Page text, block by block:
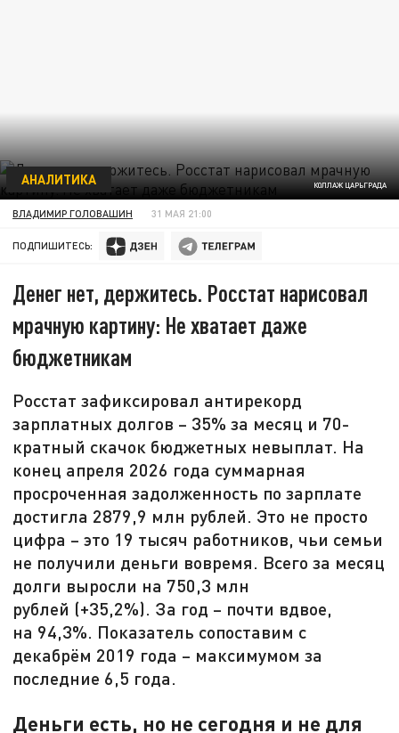
КОЛЛАЖ ЦАРЬГРАДА
АНАЛИТИКА
ВЛАДИМИР ГОЛОВАШИН 31 МАЯ 21:00
ПОДПИШИТЕСЬ:
Денег нет, держитесь. Росстат нарисовал
мрачную картину: Не хватает даже
бюджетникам
Росстат зафиксировал антирекорд
зарплатных долгов – 35% за месяц и 70-
кратный скачок бюджетных невыплат. На
конец апреля 2026 года суммарная
просроченная задолженность по зарплате
достигла 2879,9 млн рублей. Это не просто
цифра – это 19 тысяч работников, чьи семьи
не получили деньги вовремя. Всего за месяц
долги выросли на 750,3 млн
рублей (+35,2%). За год – почти вдвое,
на 94,3%. Показатель сопоставим с
декабрём 2019 года – максимумом за
последние 6,5 года.
Деньги есть, но не сегодня и не для